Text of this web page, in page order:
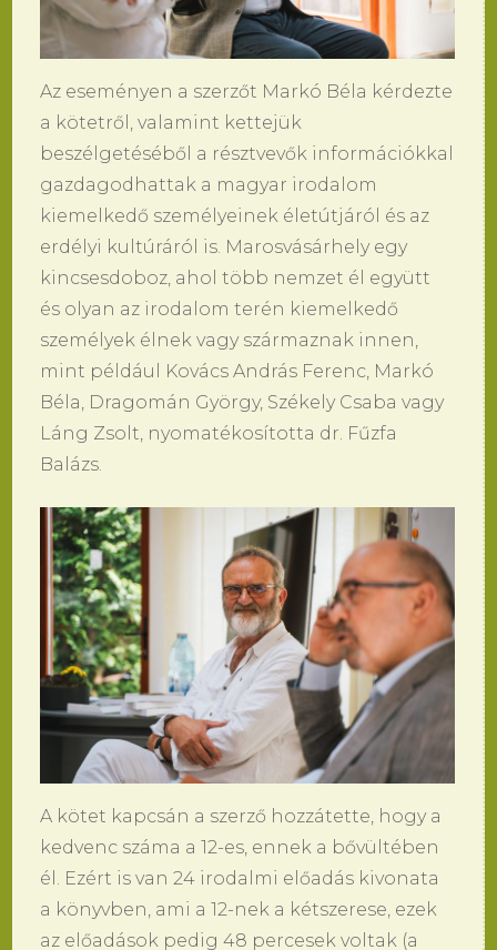
Az eseményen a szerzőt Markó Béla kérdezte
a kötetről, valamint kettejük
beszélgetéséből a résztvevők információkkal
gazdagodhattak a magyar irodalom
kiemelkedő személyeinek életútjáról és az
erdélyi kultúráról is. Marosvásárhely egy
kincsesdoboz, ahol több nemzet él együtt
és olyan az irodalom terén kiemelkedő
személyek élnek vagy származnak innen,
mint például Kovács András Ferenc, Markó
Béla, Dragomán György, Székely Csaba vagy
Láng Zsolt, nyomatékosította dr. Fűzfa
Balázs.
A kötet kapcsán a szerző hozzátette, hogy a
kedvenc száma a 12-es, ennek a bővültében
él. Ezért is van 24 irodalmi előadás kivonata
a könyvben, ami a 12-nek a kétszerese, ezek
az előadások pedig 48 percesek voltak (a